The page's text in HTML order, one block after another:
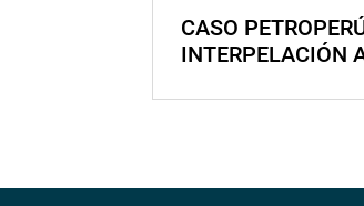
CASO
INTERPELACIÓN